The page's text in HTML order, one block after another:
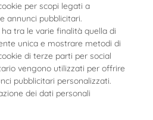
4.50 mm
4.20 mm
Oro Bianco 18kt
Donna
per scopi legati a
annunci pubblicitari.
tra le varie finalità quella di
unica e mostrare metodi di
di terze parti per social
vengono utilizzati per offrire
pubblicitari personalizzati.
dei dati personali